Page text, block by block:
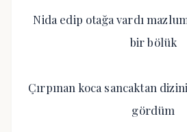
Nida edip otağa vardı
bir bölük
Çırpınan koca sancaktan
gördüm